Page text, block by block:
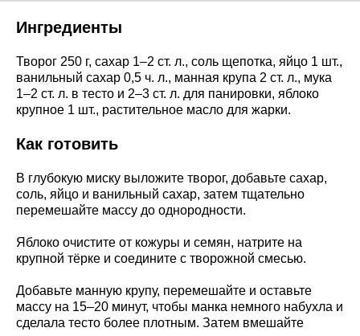
Ингредиенты
Творог 250 г, сахар 1–2 ст. л., соль щепотка, яйцо 1 шт.,
ванильный сахар 0,5 ч. л., манная крупа 2 ст. л., мука
1–2 ст. л. в тесто и 2–3 ст. л. для панировки, яблоко
крупное 1 шт., растительное масло для жарки.
Как готовить
В глубокую миску выложите творог, добавьте сахар,
соль, яйцо и ванильный сахар, затем тщательно
перемешайте массу до однородности.
Яблоко очистите от кожуры и семян, натрите на
крупной тёрке и соедините с творожной смесью.
Добавьте манную крупу, перемешайте и оставьте
массу на 15–20 минут, чтобы манка немного набухла и
сделала тесто более плотным. Затем вмешайте